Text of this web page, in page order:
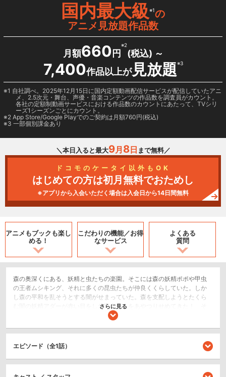
国内最大級※1の
アニメ見放題作品数
月額660 円
※2
(税込) ～
7,400作品以上が見放題※3
1 自社調べ。2025年12月15日に国内定額動画配信サービスが配信していたアニ
メ、2.5次元・舞台、声優・音楽コンテンツの作品数を調査員がカウント。
各社の定額制動画サービスにおける作品数のカウントにあたって、TVシリ
ーズ1シーズンごとにカウント。
2 App Store/Google Playでのご契約は月額760円(税込)
3 一部個別課金あり
＼本日入ると最大9月 8日 まで無料／
ドコモのケータイ以外もOK
はじめての方は初月無料でおためし
※アプリから入会いただく場合は入会日から14日間無料
アニメもブックも楽し
める！
こだわりの機能／お得
なサービス
よくある
質問
森の奥深くにある、妖精と虫たちの楽園。そこには森の妖精ポポや甲虫
の王者ムシキング、それに多くの昆虫たちが仲良くくらしていた。しか
し森の平和を乱そうとする闇がせまっていた。森を支配しようとたくら
む闇の妖精アダーが赤い目をした甲虫たちをあやつりせめてきた！ そ
してアダーの闇の力によって改造された巨大な改造コーカサスオオカブ
の平和は取りもどせるのか!? ここに究極のスーパーバトルがくりひろげ
られる!!
さらに見る
エピソード（全1話）